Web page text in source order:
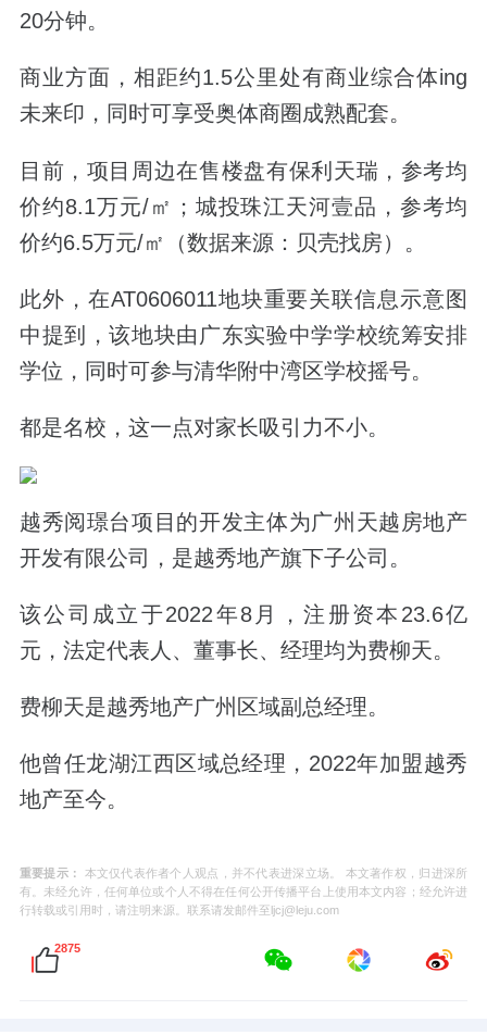
20分钟。
商业方面，相距约1.5公里处有商业综合体ing
未来印，同时可享受奥体商圈成熟配套。
目前，项目周边在售楼盘有保利天瑞 ，参考均
价约8.1万元/㎡； 城投珠江天河壹品 ，参考均
价约6.5万元/㎡
（数据来源：贝壳找房） 。
此外，在AT0606011地块重要关联信息示意图
中提到，该地块由广东实验中学学校统筹安排
学位， 同时可参与清华附中湾区学校摇号。
都是名校，这一点对家长吸引力不小。
越秀阅璟台项目 的开发主体为广州天越房地产
开发有限公司，是越秀地产旗下子公司。
该公司成立于2022年8月，注册资本23.6亿
元， 法定代表人、董事长、经理均为费柳天。
费柳天是越秀地产广州区域副总经理。
他曾任龙湖江西区域总经理， 2022年加盟越秀
地产至今。
重要提示：
本文仅代表作者个人观点，并不代表进深立场。 本文著作权，归进深所
有。未经允许，任何单位或个人不得在任何公开传播平台上使用本文内容；经允许进
行转载或引用时，请注明来源。联系请发邮件至ljcj@leju.com
2875